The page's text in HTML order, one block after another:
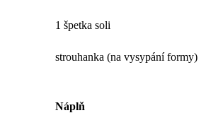
1 špetka soli
strouhanka (na vysypání formy)
Náplň